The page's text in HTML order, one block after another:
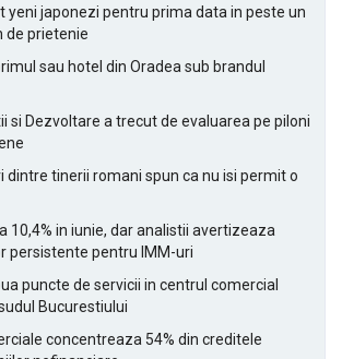
yeni japonezi pentru prima data in peste un
de prietenie
sau hotel din Oradea sub brandul
si Dezvoltare a trecut de evaluarea pe piloni
dintre tinerii romani spun ca nu isi permit o
10,4% in iunie, dar analistii avertizeaza
persistente pentru IMM-uri
puncte de servicii in centrul comercial
Bucurestiului
concentreaza 54% din creditele